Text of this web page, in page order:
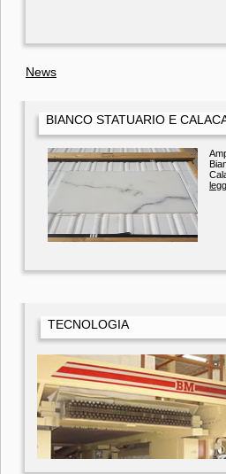
News
BIANCO STATUARIO E
TECNOLOGIA